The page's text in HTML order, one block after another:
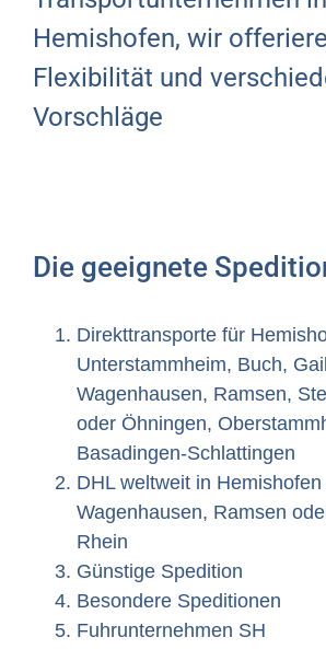
Hemishofen, wir
Flexibilität und
Vorschläge
Die geeignete
Direkttransporte für
Unterstammheim, Buch,
Wagenhausen, Ramsen,
oder Öhningen,
Basadingen-Schlattingen
DHL weltweit in Hemishofen
Wagenhausen, Ramsen
Rhein
Günstige Spedition
Besondere Speditionen
Fuhrunternehmen SH